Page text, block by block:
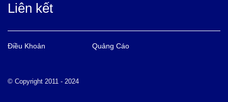
Liên kết
Điều Khoản Quảng Cáo
© Copyright 2011 - 2024